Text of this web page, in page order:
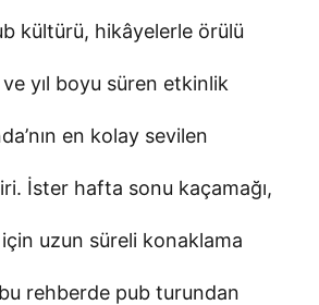
kültürü, hikâyelerle örülü
yıl boyu süren etkinlik
en kolay sevilen
İster hafta sonu kaçamağı,
uzun süreli konaklama
rehberde pub turundan